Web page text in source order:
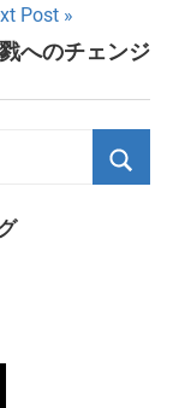
Post
へのチェンジ